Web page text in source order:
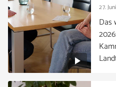
27.
Das